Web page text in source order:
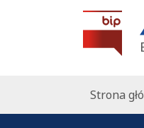
Strona